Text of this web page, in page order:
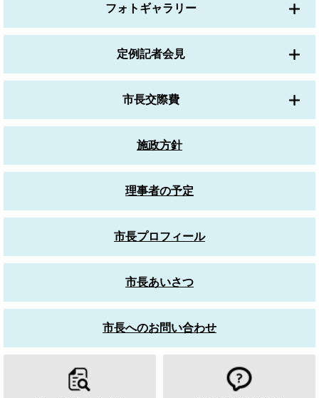
フォトギャラリー
定例記者会見
市長交際費
施政方針
理事者の予定
市長プロフィール
市長あいさつ
市長へのお問い合わせ